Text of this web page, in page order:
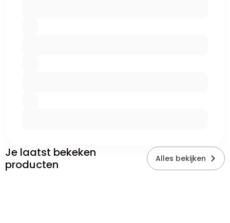
Je laatst bekeken
producten
Alles bekijken